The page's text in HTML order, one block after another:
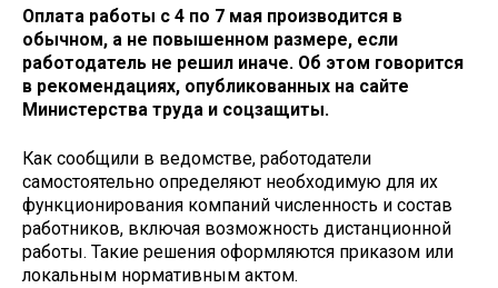
Оплата работы с 4 по 7 мая производится в
обычном, а не повышенном размере, если
работодатель не решил иначе. Об этом говорится
в рекомендациях, опубликованных на сайте
Министерства труда и соцзащиты.
Как сообщили в ведомстве, работодатели
самостоятельно определяют необходимую для их
функционирования компаний численность и состав
работников, включая возможность дистанционной
работы. Такие решения оформляются приказом или
локальным нормативным актом.